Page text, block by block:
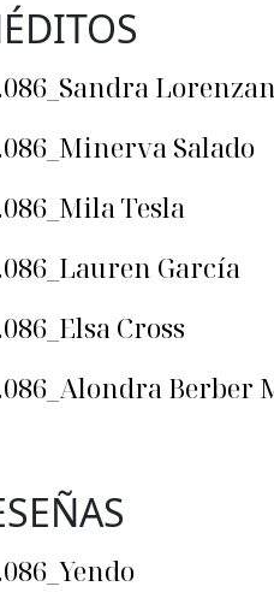
Salado
Tesla
García
Cross
Berber